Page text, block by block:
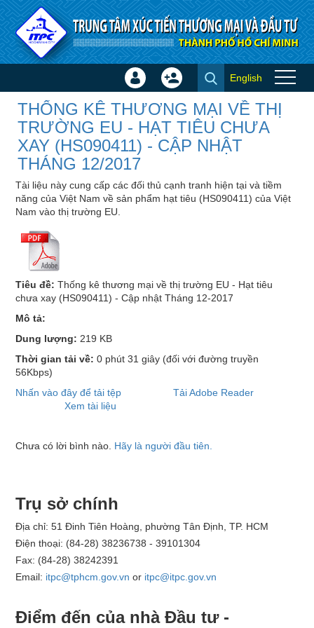
Truy cập nội dung luôn
THỐNG KÊ THƯƠNG MẠI VỀ
THỊ TRƯỜNG EU - HẠT TIÊU
CHƯA XAY (HS090411) - CẬP
NHẬT THÁNG 12/2017 - Chi
tiết Thị trường - Ngành hàng
Đăng
Tạo
khoản
English
THỐNG KÊ THƯƠNG MẠI VỀ THỊ
TRƯỜNG EU - HẠT TIÊU CHƯA
XAY (HS090411) - CẬP NHẬT
THÁNG 12/2017
Tài liệu này cung cấp các đối thủ cạnh tranh hiện tại và tiềm
năng của Việt Nam về sản phẩm hạt tiêu (HS090411) của Việt
Nam vào thị trường EU.
Tiêu đề:Thống kê thương mại về thị trường EU - Hạt tiêu
chưa xay (HS090411) - Cập nhật Tháng 12-2017
Mô tả:
Dung lượng: 219 KB
Thời gian tải về:0 phút 31 giây (đối với đường truyền
56Kbps)
Nhấn vào đây để tải tệp
Tải Adobe Reader
Xem tài liệu
Chưa có lời bình nào. Hãy là người đầu tiên.
Trụ sở chính
Địa chỉ: 51 Đinh Tiên Hoàng, phường Tân Định, TP. HCM
Điện thoại: (84-28) 38236738 - 39101304
Fax: (84-28) 38242391
Email: itpc@tphcm.gov.vn or itpc@itpc.gov.vn
Điểm đến của nhà Đầu tư -